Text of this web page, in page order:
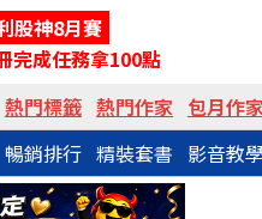
股神8月賽
完成任務拿100點
熱門標籤 熱門作家 包月作
暢銷排行 精裝套書 影音教